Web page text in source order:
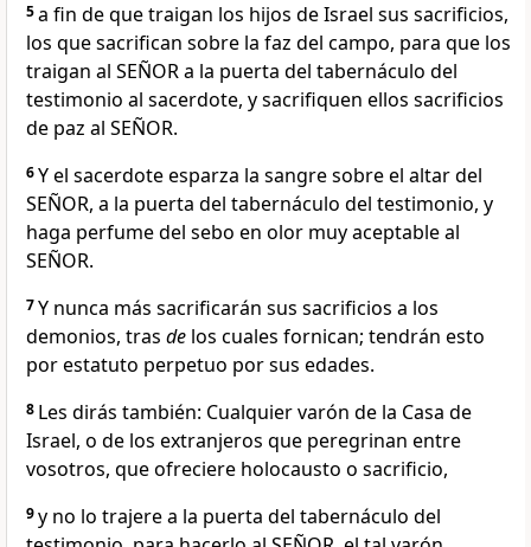
5a fin de que traigan los hijos de Israel sus sacrificios,
los que sacrifican sobre la faz del campo, para que los
traigan al SEÑOR a la puerta del tabernáculo del
testimonio al sacerdote, y sacrifiquen ellos sacrificios
de paz al SEÑOR.
6Y el sacerdote esparza la sangre sobre el altar del
SEÑOR, a la puerta del tabernáculo del testimonio, y
haga perfume del sebo en olor muy aceptable al
SEÑOR.
7Y nunca más sacrificarán sus sacrificios a los
demonios, tras de los cuales fornican; tendrán esto
por estatuto perpetuo por sus edades.
8 Les dirás también: Cualquier varón de la Casa de
Israel, o de los extranjeros que peregrinan entre
vosotros, que ofreciere holocausto o sacrificio,
9y no lo trajere a la puerta del tabernáculo del